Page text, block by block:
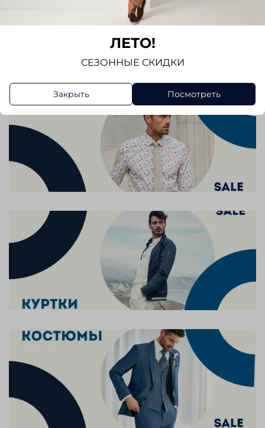
Отзывов еще никто не оставлял
ЛЕТО!
СЕЗОННЫЕ СКИДКИ
Закрыть Посмотреть